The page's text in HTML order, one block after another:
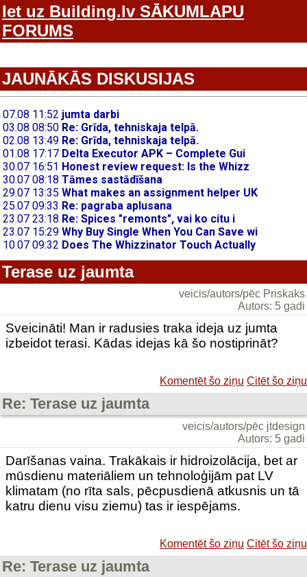
Iet uz Building.lv SĀKUMLAPU
FORUMS
JAUNĀKĀS DISKUSIJAS
Terase uz jaumta
veicis/autors/pēc Priskaks
Autors: 5 gadi
Sveicināti! Man ir radusies traka ideja uz jumta
izbeidot terasi. Kādas idejas kā šo nostiprināt?
Komentēt šo ziņu Citēt šo ziņu
Re: Terase uz jaumta
veicis/autors/pēc jtdesign
Autors: 5 gadi
Darīšanas vaina. Trakākais ir hidroizolācija, bet ar
mūsdienu materiāliem un tehnoloģijām pat LV
klimatam (no rīta sals, pēcpusdienā atkusnis un tā
katru dienu visu ziemu) tas ir iespējams.
Komentēt šo ziņu Citēt šo ziņu
Re: Terase uz jaumta